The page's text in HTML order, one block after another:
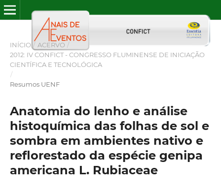
INÍCIO / ACERVO /
2012: IV CONFICT - CONGRESSO FLUMINENSE DE INICIAÇÃO
CIENTÍFICA E TECNOLÓGICA
/
Resumos UENF
Anatomia do lenho e análise
histoquímica das folhas de sol e
sombra em ambientes nativo e
reflorestado da espécie genipa
americana L. Rubiaceae